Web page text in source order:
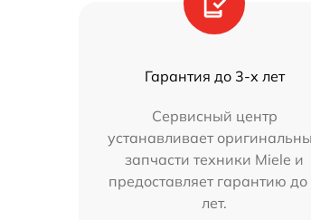
Гарантия до 3-х лет
Сервисный центр
устанавливает
запчасти техники Miele и
предоставляет гарантию до
лет.